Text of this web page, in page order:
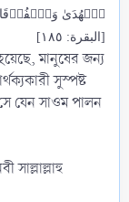
ٱلۡهُدَىٰ
[البقرة: ١٨٥]
মানুষের জন্য
সুস্পষ্ট
যেন সাওম পালন